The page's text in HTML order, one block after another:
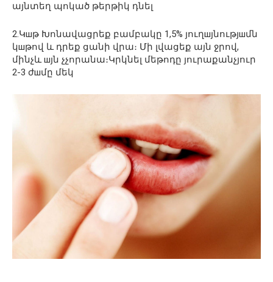
այնտեղ պոկած թերթիկ դնել
2.Կшթ Խոնավացրեք բամբակը 1,5% յուղшյնությшմն
կшթով և դրեք ցանի վրա։ Մի լվացեք այն ջրով,
մինչև шյն չչորանա։Կրկնել մեթոդը յուրաքանչյուր
2-3 ժшմը մեկ